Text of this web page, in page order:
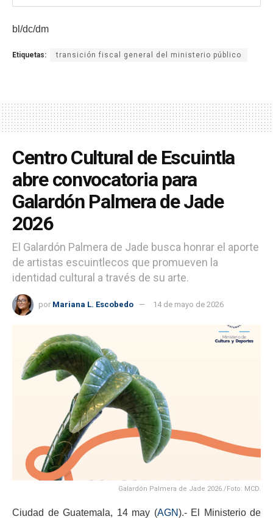
bl/dc/dm
Etiquetas: transición fiscal general del ministerio público
Centro Cultural de Escuintla
abre convocatoria para
Galardón Palmera de Jade
2026
El Galardón Palmera de Jade busca honrar el aporte
de artistas escuintlecos que promueven la
identidad cultural a través de su arte.
por Mariana L. Escobedo 14 de mayo de 2026
Galardón Palmera de Jade 2026./Foto: MCD.
Ciudad de Guatemala, 14 may (AGN).- El Ministerio de